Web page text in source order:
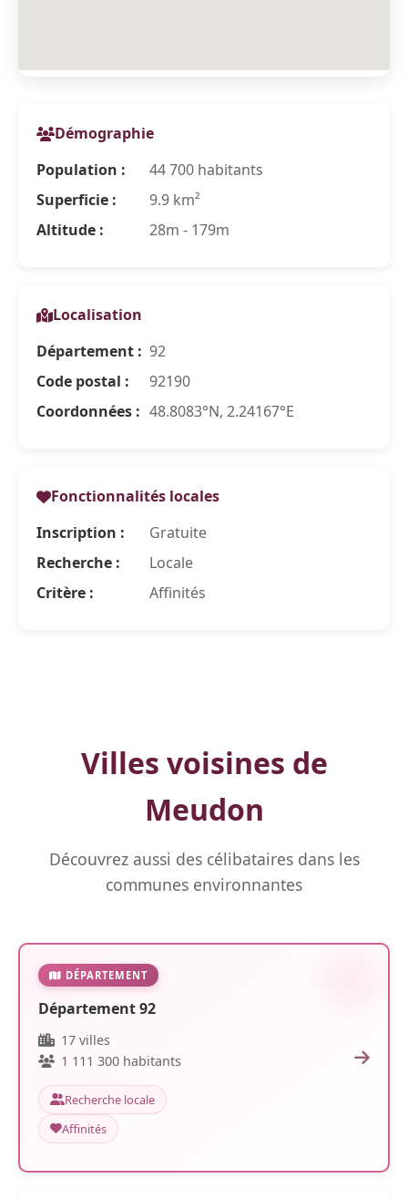
Démographie
Population :
44 700 habitants
Superficie :
9.9 km²
Altitude :
28m - 179m
Localisation
Département : 92
Code postal :
92190
Coordonnées : 48.8083°N, 2.24167°E
Fonctionnalités locales
Inscription :
Gratuite
Recherche :
Locale
Critère :
Affinités
Villes voisines de
Meudon
Découvrez aussi des célibataires dans les
communes environnantes
DÉPARTEMENT
Département 92
17 villes
1 111 300 habitants
Recherche locale
Affinités